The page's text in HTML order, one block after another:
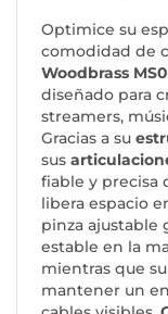
Optimice su
comodidad de
Woodbrass
diseñado para
streamers,
Gracias a su
sus
fiable y precisa
libera espacio
pinza ajustable
estable en la
mientras que
mantener un